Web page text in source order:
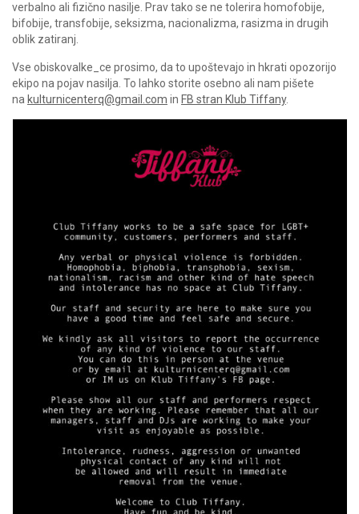
verbalno ali fizično nasilje. Prav tako se ne tolerira homofobije,
bifobije, transfobije, seksizma, nacionalizma, rasizma in drugih
oblik zatiranj.
Vse obiskovalke_ce prosimo, da to upoštevajo in hkrati opozorijo
ekipo na pojav nasilja. To lahko storite osebno ali nam pišete
na kulturnicenterq@gmail.com in FB stran Klub Tiffany.